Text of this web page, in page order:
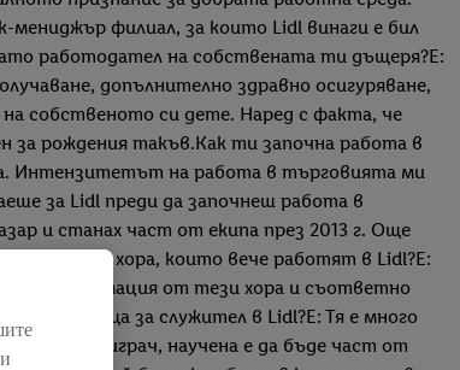
филиал, за които Lidl винаги е бил
работодател на собствената ти дъщеря?Е:
допълнително здравно осигуряване,
собственото си дете. Наред с факта, че
за рождения такъв.Как ти започна работа в
Интензитетът на работа в търговията ми
за Lidl преди да започнеш работа в
и станах част от екипа през 2013 г. Още
ли хора, които вече работят в Lidl?Е:
информация от тези хора и съответно
подходяща за служител в Lidl?Е: Тя е много
отборен играч, научена е да бъде част от